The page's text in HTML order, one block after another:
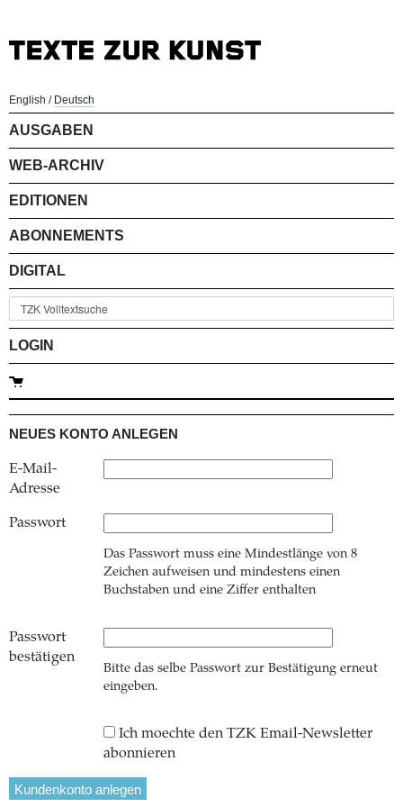
English / Deutsch
AUSGABEN
WEB-ARCHIV
EDITIONEN
ABONNEMENTS
DIGITAL
LOGIN
NEUES KONTO ANLEGEN
E-Mail-
Adresse
Passwort
Das Passwort muss eine Mindestlänge von 8
Zeichen aufweisen und mindestens einen
Buchstaben und eine Ziffer enthalten
Passwort
bestätigen
Bitte das selbe Passwort zur Bestätigung erneut
eingeben.
Ich moechte den TZK Email-Newsletter
abonnieren